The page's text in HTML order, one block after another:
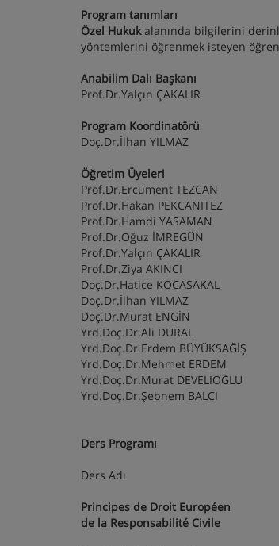
Program tanımları
Özel Hukukalanında bilgilerini
yöntemlerini öğrenmek isteyen
Anabilim Dalı Başkanı
Prof.Dr.Yalçın ÇAKALIR
Program Koordinatörü
Doç.Dr.İlhan YILMAZ
Öğretim Üyeleri
Prof.Dr.Ercüment TEZCAN
Prof.Dr.Hakan PEKCANITEZ
Prof.Dr.Hamdi YASAMAN
Prof.Dr.Oğuz İMREGÜN
Prof.Dr.Yalçın ÇAKALIR
Prof.Dr.Ziya AKINCI
Doç.Dr.Hatice KOCASAKAL
Doç.Dr.İlhan YILMAZ
Doç.Dr.Murat ENGİN
Yrd.Doç.Dr.Ali DURAL
Yrd.Doç.Dr.Erdem BÜYÜKSAĞİŞ
Yrd.Doç.Dr.Mehmet ERDEM
Yrd.Doç.Dr.Murat DEVELİOĞLU
Yrd.Doç.Dr.Şebnem BALCI
Ders Programı
Ders Adı Kredi
Principes de Droit Européen
de la Responsabilité Civile